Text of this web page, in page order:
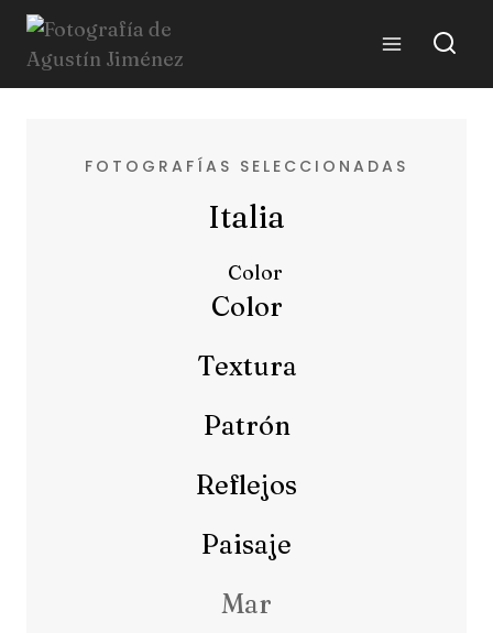
FOTOGRAFÍAS SELECCIONADAS
Italia
Color
Textura
Patrón
Reflejos
Paisaje
Mar